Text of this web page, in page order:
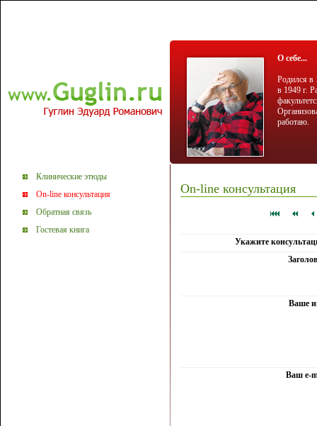
Клинические этюды
On-line консультация
Обратная связь
Гостевая книга
О себе...
Родился в
в 1949 г.
работаю.
On-line консультация
Укажите
Ваше
Ваш e-